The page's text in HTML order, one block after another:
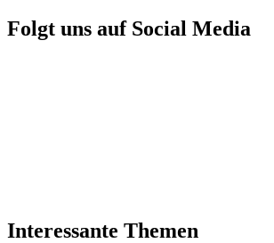
Folgt uns auf Social Media
Interessante Themen